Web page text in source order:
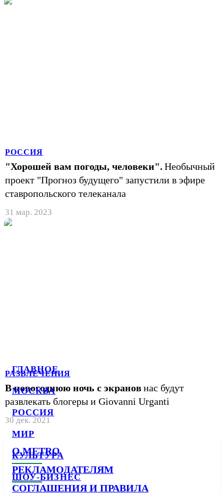
ГЛАВНОЕ
МОСКВА
РОССИЯ
МИР
КУЛЬТУРА
ШОУ-БИЗНЕС
РОССИЯ
"Хорошей вам погоды, человеки". Необычный
проект "Прогноз будущего" запустили в эфире
ставропольского телеканала
31 мар. 2023
РАЗВЛЕЧЕНИЯ
В новогоднюю ночь с экрановнас будут
развлекать блогеры и Giovanni Urganti
30 дек. 2021
О METRO
РЕКЛАМОДАТЕЛЯМ
СОГЛАШЕНИЯ И ПРАВИЛА